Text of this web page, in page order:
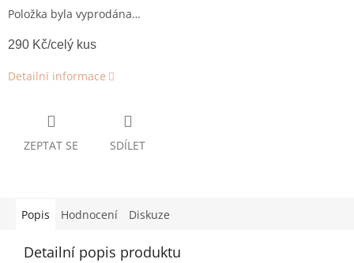
Položka byla vyprodána…
290 Kč/celý kus
Detailní informace
ZEPTAT SE SDÍLET
Popis Hodnocení Diskuze
Detailní popis produktu